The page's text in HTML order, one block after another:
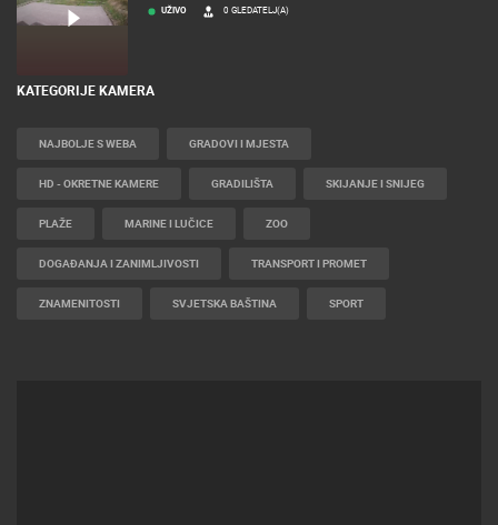
UŽIVO 0 GLEDATELJ(A)
KATEGORIJE KAMERA
NAJBOLJE S WEBA GRADOVI I MJESTA
HD - OKRETNE KAMERE GRADILIŠTA SKIJANJE I SNIJEG
PLAŽE MARINE I LUČICE ZOO
DOGAĐANJA I ZANIMLJIVOSTI TRANSPORT I PROMET
ZNAMENITOSTI SVJETSKA BAŠTINA SPORT